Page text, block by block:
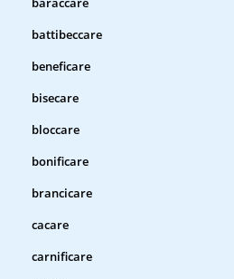
battibeccare
beneficare
bisecare
bloccare
bonificare
brancicare
cacare
carnificare